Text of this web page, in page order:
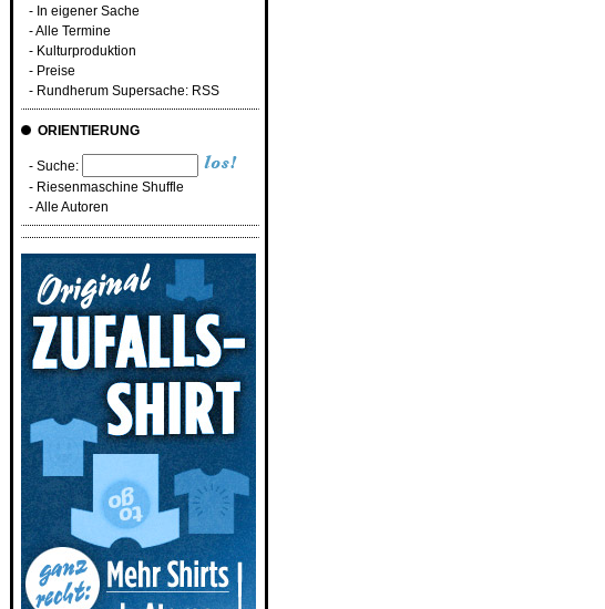
- In eigener Sache
-Alle Termine
- Kulturproduktion
- Preise
- Rundherum Supersache: RSS
ORIENTIERUNG
- Suche:
- Riesenmaschine Shuffle
-Alle Autoren